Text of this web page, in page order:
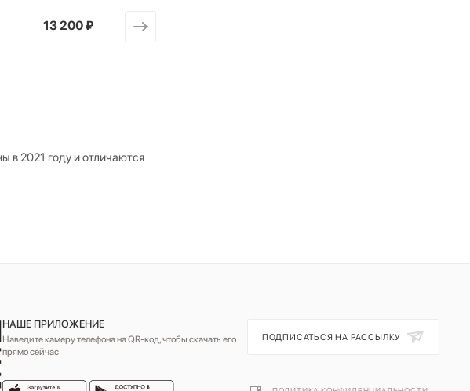
13 200 ₽
в 2021 году и отличаются
НАШЕ ПРИЛОЖЕНИЕ
Наведите камеру телефона на QR-код, чтобы скачать его
прямо сейчас
ПОДПИСАТЬСЯ НА РАССЫЛКУ